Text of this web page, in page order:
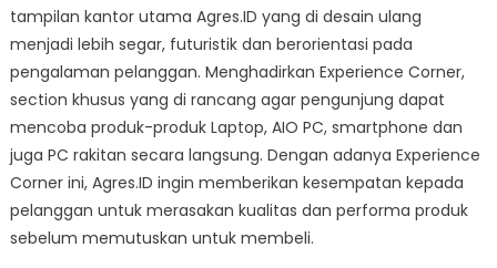
tampilan kantor utama Agres.ID yang di desain ulang
menjadi lebih segar, futuristik dan berorientasi pada
pengalaman pelanggan. Menghadirkan Experience Corner,
section khusus yang di rancang agar pengunjung dapat
mencoba produk-produk Laptop, AIO PC, smartphone dan
juga PC rakitan secara langsung. Dengan adanya Experience
Corner ini, Agres.ID ingin memberikan kesempatan kepada
pelanggan untuk merasakan kualitas dan performa produk
sebelum memutuskan untuk membeli.